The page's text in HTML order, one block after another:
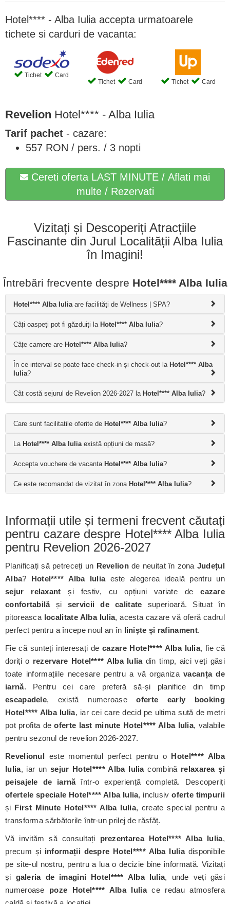
Hotel**** - Alba Iulia accepta urmatoarele
tichete si carduri de vacanta:
Tichet
Card
Tichet
Card Tichet Card
Revelion Hotel**** - Alba Iulia
Tarif pachet - cazare:
557 RON / pers. / 3 nopti
Cereti oferta LAST MINUTE / Aflati mai
multe / Rezervati
Vizitați și Descoperiți Atracțiile
Fascinante din Jurul Localității Alba Iulia
în Imagini!
Întrebări frecvente despre Hotel**** Alba Iulia
Hotel**** Alba Iulia are facilități de Wellness | SPA?
Câți oaspeți pot fi găzduiți la Hotel**** Alba Iulia?
Câțe camere are Hotel**** Alba Iulia?
În ce interval se poate face check-in și check-out la Hotel**** Alba
Iulia?
Cât costă sejurul de Revelion 2026-2027 la Hotel**** Alba Iulia?
Care sunt facilitatile oferite de Hotel**** Alba Iulia?
La Hotel**** Alba Iulia există opțiuni de masă?
Accepta vouchere de vacanta Hotel**** Alba Iulia?
Ce este recomandat de vizitat în zona Hotel**** Alba Iulia?
Informații utile și termeni frecvent căutați
pentru cazare despre Hotel**** Alba Iulia
pentru Revelion 2026-2027
Planificați să petreceți un Revelionde neuitat în zona Județul
Alba? Hotel**** Alba Iuliaeste alegerea ideală pentru un
sejur relaxant și festiv, cu opțiuni variate decazare
confortabilăși servicii de calitate superioară. Situat în
pitoreasca localitate Alba Iulia, acesta cazare vă oferă cadrul
perfect pentru a începe noul an în liniște și rafinament.
Fie că sunteți interesați decazare Hotel**** Alba Iulia, fie că
doriți o rezervare Hotel**** Alba Iuliadin timp, aici veți găsi
toate informațiile necesare pentru a vă organizavacanța de
iarnă. Pentru cei care preferă să-și planifice din timp
escapadele, există numeroaseoferte early booking
Hotel**** Alba Iulia, iar cei care decid pe ultima sută de metri
pot profita deoferte last minute Hotel**** Alba Iulia, valabile
pentru sezonul de revelion 2026-2027.
Revelionul este momentul perfect pentru o Hotel**** Alba
Iulia, iar unsejur Hotel**** Alba Iuliacombină relaxarea și
peisajele de iarnăîntr-o experiență completă. Descoperiți
ofertele speciale Hotel**** Alba Iulia, inclusivoferte timpurii
și First Minute Hotel**** Alba Iulia, create special pentru a
transforma sărbătorile într-un prilej de răsfăț.
Vă invităm să consultați prezentarea Hotel**** Alba Iulia,
precum și informații despre Hotel**** Alba Iuliadisponibile
pe site-ul nostru, pentru a lua o decizie bine informată. Vizitați
și galeria de imagini Hotel**** Alba Iulia, unde veți găsi
numeroase poze Hotel**** Alba Iuliace redau atmosfera